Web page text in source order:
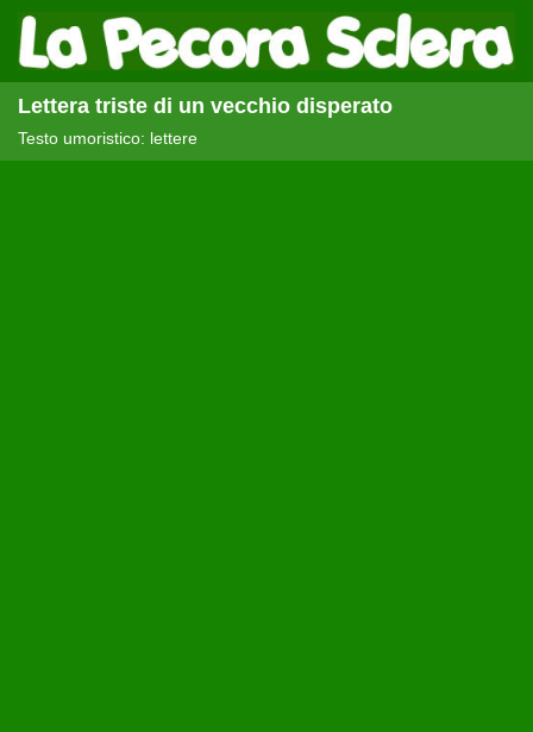
Lettera triste di un vecchio disperato
Testo umoristico: lettere